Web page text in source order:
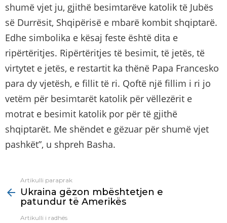
shumë vjet ju, gjithë besimtarëve katolik të Jubës
së Durrësit, Shqipërisë e mbarë kombit shqiptarë.
Edhe simbolika e kësaj feste është dita e
ripërtëritjes. Ripërtëritjes të besimit, të jetës, të
virtytet e jetës, e restartit ka thënë Papa Francesko
para dy vjetësh, e fillit të ri. Qoftë një fillim i ri jo
vetëm për besimtarët katolik për vëllezërit e
motrat e besimit katolik por për të gjithë
shqiptarët. Me shëndet e gëzuar për shumë vjet
pashkët”, u shpreh Basha.
more
Artikulli paraprak
Ukraina gëzon mbështetjen e
patundur të Amerikës
Artikulli i radhës